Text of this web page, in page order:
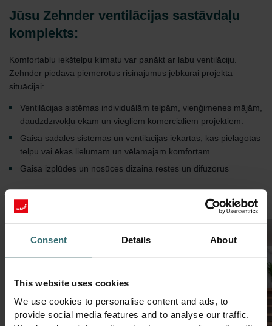
Consent Details About
This website uses cookies
We use cookies to personalise content and ads, to
provide social media features and to analyse our traffic.
Jūsu Zehnder ventilācijas sastāvdaļu
komplekts:
Komfortablu iekštelpu klimatu var panākt ar labu ventilāciju.
Zehnder piedāvā piemērotus risinājumus jebkurai projekta
situācijai:
Ventilācijas sistēmas individuālām telpām, vienģimenes mājām,
daudzdzīvokļu ēkām un viegliem komerciāliem projektiem.
Gaisa sadales sistēmas un ventilācijas iekārtas, kas pielāgotas
telpu vai ēkas lielumam un vēlamajam komfortam.
Gaisa izplūdes un nosūces dizaina restes un difuzorus